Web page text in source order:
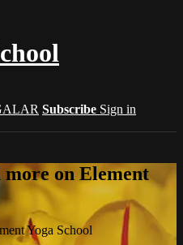
Subscribe Sign in
on Element
Yoga School